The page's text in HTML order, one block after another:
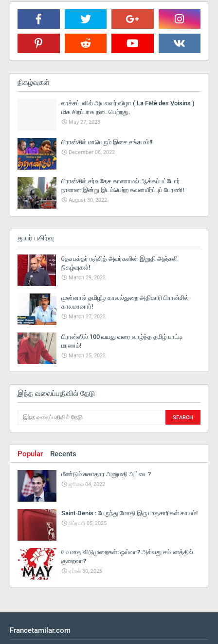
நிகழ்வுகள்
லாச்சப்பலில் அயலவர் விழா ( La Fētè des Voisins )
மிக சிறப்பாக நடைபெற்றது.
May 27, 2023
பிரான்சில் மாபெரும் இசை சங்கமம்!!
December 08, 2022
பிரான்சில் சர்வதேச காணாமல் ஆக்கப்பட்டோர்
நாளான இன்று இடம்பெற்ற கவனயீர்ப்புப் பேரணி!
August 30, 2022
துயர் பகிர்வு
தேசபக்தர் ரஞ்சித் அவர்களின் இறுதி அஞ்சலி
நிகழ்வுகள்!
March 29, 2022
முன்னாள் தமிழீழ காவல்துறை அதிகாரி பிரான்சில்
காலமானார்!
March 27, 2022
பிரான்ஸில் 100 வயது வரை வாழ்ந்த தமிழ் பாட்டி
மரணம்!
March 25, 2022
இந்த வலைப்பதிவில் தேடு
Popular Recents
மீண்டும் சுகாதார அனுமதி அட்டை?
ஜூலை 04, 2022
Saint-Denis : பேருந்து மோதி இரு பாதசாரிகள் காயம்!
பிப்ரவரி 05, 2025
மே மாத விடுமுறைகள்: ஓய்வா? அல்லது சம்பளத்தில்
குறைவா?
ஏப்ரல் 30, 2025
Francetamilar.com